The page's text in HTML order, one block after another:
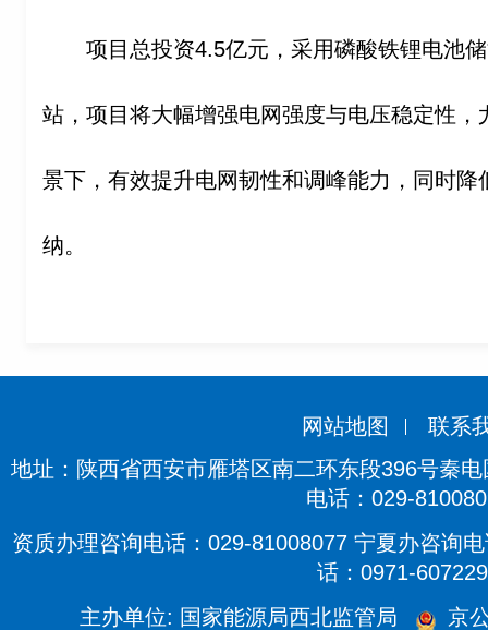
项目总投资4.5亿元，采用磷酸铁锂电池
站，项目将大幅增强电网强度与电压稳定性
景下，有效提升电网韧性和调峰能力，同时
纳。
网站地图
联系
地址：陕西省西安市雁塔区南二环东段396号秦
电话：029-
资质办理咨询电话：029-81008077 宁夏办咨询
话：0971-
主办单位: 国家能源局西北监管局
京